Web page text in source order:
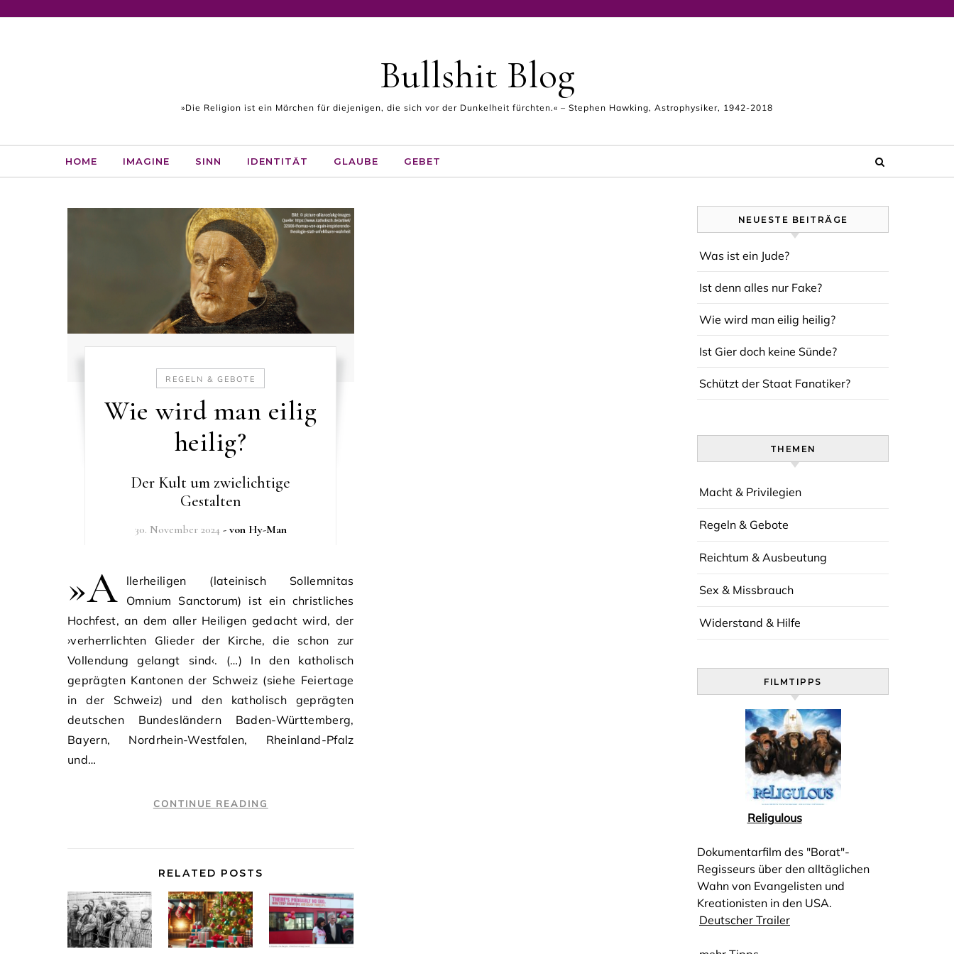
Bullshit Blog
»Die Religion ist ein Märchen für diejenigen, die sich vor der Dunkelheit fürchten.« – Stephen Hawking, Astrophysiker, 1942-2018
HOME IMAGINE SINN IDENTITÄT GLAUBE GEBET
REGELN & GEBOTE
Wie wird man eilig
heilig?
Der Kult um zwielichtige
Gestalten
30. November 2024 - von Hy-Man
»A
llerheiligen (lateinisch Sollemnitas
Omnium Sanctorum) ist ein christliches
Hochfest, an dem aller Heiligen gedacht wird, der
›verherrlichten Glieder der Kirche, die schon zur
Vollendung gelangt sind‹. (…) In den katholisch
geprägten Kantonen der Schweiz (siehe Feiertage
in der Schweiz) und den katholisch geprägten
deutschen Bundesländern Baden-Württemberg,
Bayern, Nordrhein-Westfalen, Rheinland-Pfalz
und…
CONTINUE READING
RELATED POSTS
NEUESTE BEITRÄGE
Was ist ein Jude?
Ist denn alles nur Fake?
Wie wird man eilig heilig?
Ist Gier doch keine Sünde?
Schützt der Staat Fanatiker?
THEMEN
Macht & Privilegien
Regeln & Gebote
Reichtum & Ausbeutung
Sex & Missbrauch
Widerstand & Hilfe
FILMTIPPS
Religulous
Dokumentarfilm des "Borat"-
Regisseurs über den alltäglichen
Wahn von Evangelisten und
Kreationisten in den USA.
Deutscher Trailer